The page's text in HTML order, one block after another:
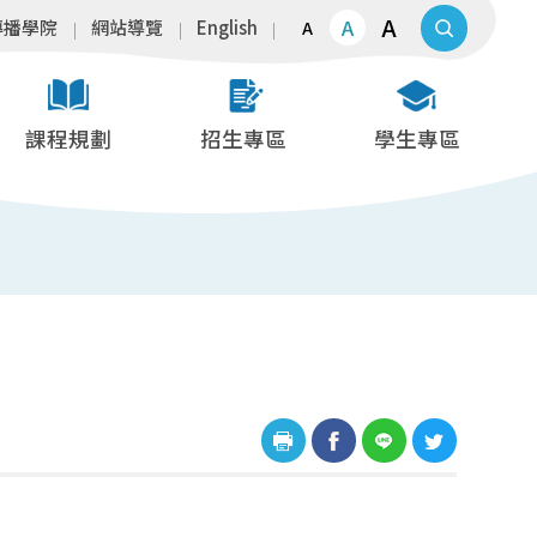
學院 網站導覽 English A A A
課程規劃 招生專區 學生專區